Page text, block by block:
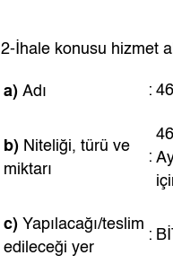
2-İhale konusu hizmet
a) Adı :
b) Niteliği, türü ve
miktarı
:
c) Yapılacağı/teslim
edileceği yer
: